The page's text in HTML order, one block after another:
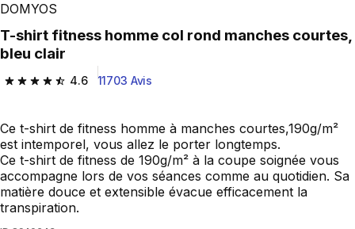
DOMYOS
T-shirt fitness homme col rond manches courtes,
bleu clair
4.6
4.6 out of 5 stars from 11703 reviews
11703 Avis
Ce t-shirt de fitness homme à manches courtes,190g/m²
est intemporel, vous allez le porter longtemps.
Ce t-shirt de fitness de 190g/m² à la coupe soignée vous
accompagne lors de vos séances comme au quotidien. Sa
matière douce et extensible évacue efficacement la
transpiration.